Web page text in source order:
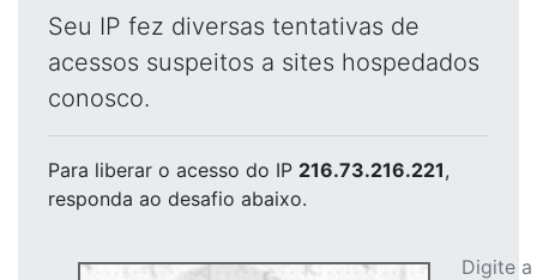
Seu IP fez diversas tentativas de
acessos suspeitos a sites hospedados
conosco.
Para liberar o acesso do IP 216.73.216.221,
responda ao desafio abaixo.
Digite